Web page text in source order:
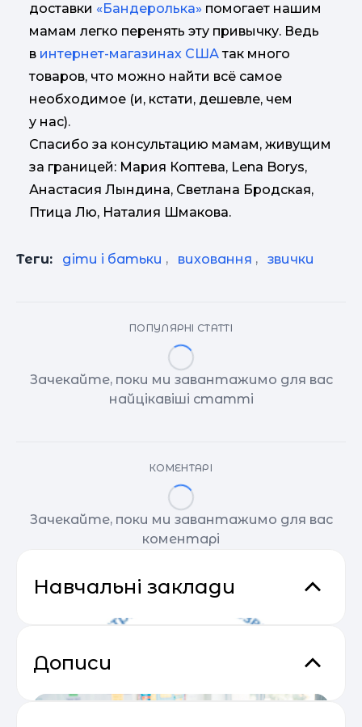
доставки «Бандеролька» помогает нашим
мамам легко перенять эту привычку. Ведь
в интернет-магазинах СШАтак много
товаров, что можно найти всё самое
необходимое (и, кстати, дешевле, чем
у нас).
Спасибо за консультацию мамам, живущим
за границей: Мария Коптева, Lena Borys,
Анастасия Лындина, Светлана Бродская,
Птица Лю, Наталия Шмакова.
Теги: діти і батьки , виховання , звички
ПОПУЛЯРНІ СТАТТІ
Зачекайте, поки ми завантажимо для вас
найцікавіші статті
КОМЕНТАРІ
Зачекайте, поки ми завантажимо для вас
коментарі
Навчальні заклади
Дописи